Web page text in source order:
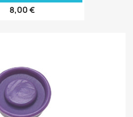
8,00 €